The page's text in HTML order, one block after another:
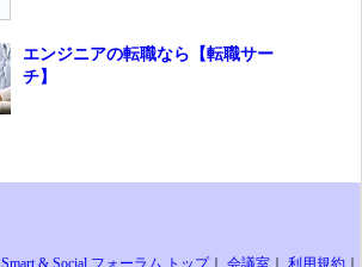
エンジニアの転職なら【転職サー
チ】
Smart & Social フォーラム トップ｜ 会議室 ｜ 利用規約 ｜